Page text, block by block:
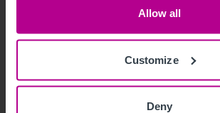
Allow all
Customize
Deny
Hotelinvestmentmarkt
Betreiber zunehmend auch als
aktiv